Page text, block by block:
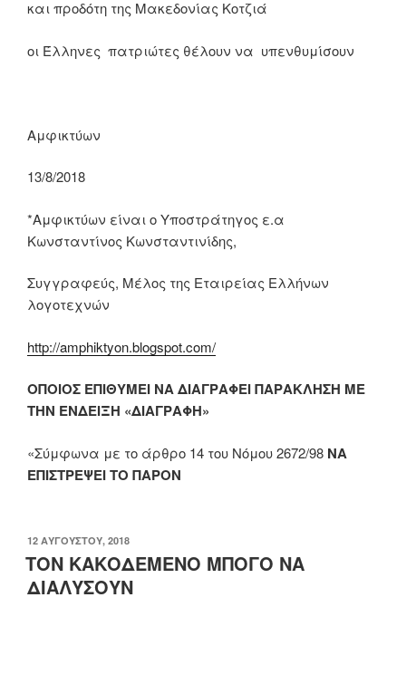
και προδότη της Μακεδονίας Κοτζιά
οι Έλληνες πατριώτες θέλουν να υπενθυμίσουν
Αμφικτύων
13/8/2018
*Αμφικτύων είναι ο Υποστράτηγος ε.α
Κωνσταντίνος Κωνσταντινίδης,
Συγγραφεύς, Μέλος της Εταιρείας Ελλήνων
λογοτεχνών
http://amphiktyon.blogspot.com/
ΟΠΟΙΟΣ ΕΠΙΘΥΜΕΙ ΝΑ ΔΙΑΓΡΑΦΕΙ ΠΑΡΑΚΛΗΣΗ ΜΕ
ΤΗΝ ΕΝΔΕΙΞΗ «ΔΙΑΓΡΑΦΗ»
«Σύμφωνα με το άρθρο 14 του Νόμου 2672/98 ΝΑ
ΕΠΙΣΤΡΕΨΕΙ ΤΟ ΠΑΡΟΝ
ΔΗΜΟΣΙΕΎΤΗΚΕ
ΣΤΙΣ
12 ΑΥΓΟΎΣΤΟΥ, 2018
ΤΟΝ ΚΑΚΟΔΕΜΕΝΟ ΜΠΟΓΟ ΝΑ
ΔΙΑΛΥΣΟΥΝ